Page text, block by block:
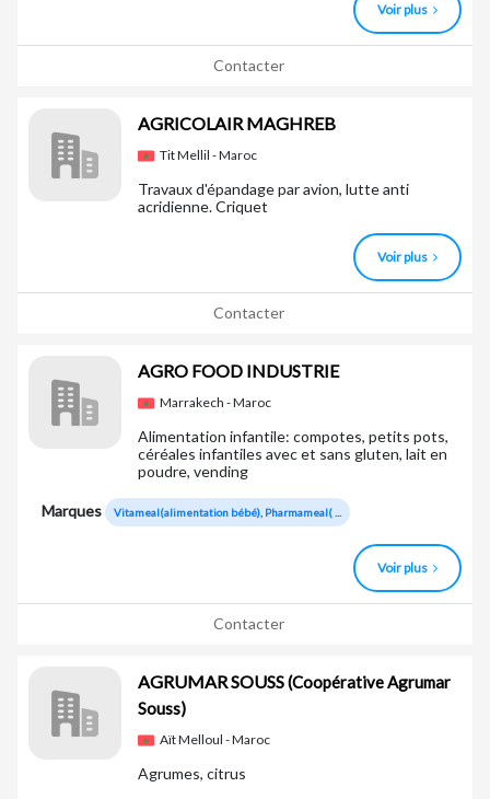
Voir plus
Contacter
AGRICOLAIR MAGHREB
Tit Mellil - Maroc
Travaux d'épandage par avion, lutte anti
acridienne. Criquet
Voir plus
Contacter
AGRO FOOD INDUSTRIE
Marrakech - Maroc
Alimentation infantile: compotes, petits pots,
céréales infantiles avec et sans gluten, lait en
poudre, vending
Marques Vitameal(alimentation bébé), Pharmameal( ...
Voir plus
Contacter
AGRUMAR SOUSS(Coopérative Agrumar
Souss)
Aït Melloul - Maroc
Agrumes, citrus